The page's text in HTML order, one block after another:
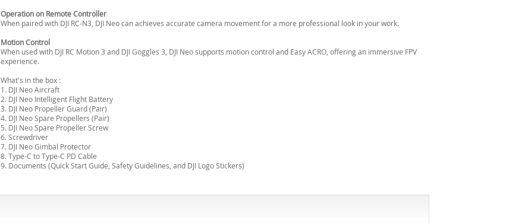
Operation on Remote Controller
When paired with DJI RC-N3, DJI Neo can achieves accurate camera movement for a more professional look in your work.
Motion Control
When used with DJI RC Motion 3 and DJI Goggles 3, DJI Neo supports motion control and Easy ACRO, offering an immersive FPV
experience.
What's in the box :
1. DJI Neo Aircraft
2. DJI Neo Intelligent Flight Battery
3. DJI Neo Propeller Guard (Pair)
4. DJI Neo Spare Propellers (Pair)
5. DJI Neo Spare Propeller Screw
6. Screwdriver
7. DJI Neo Gimbal Protector
8. Type-C to Type-C PD Cable
9. Documents (Quick Start Guide, Safety Guidelines, and DJI Logo Stickers)